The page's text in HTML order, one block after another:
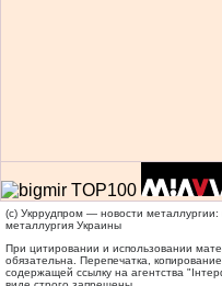
(c) Укррудпром — новости металлургии:
металлургия Украины
При цитировании и использовании
обязательна. Перепечатка,
содержащей ссылку на агентства